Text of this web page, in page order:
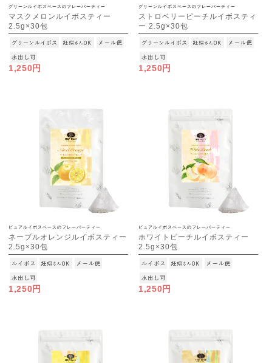
グリーンルイボスベースのフレーバーティー
マスクメロンルイボスティー
2.5g×30包
[M便 1/3]
1,250円
グリーンルイボスベースのフレーバーティー
ストロベリーピーチルイボスティ
ー 2.5g×30包
[M便 1/3]
1,250円
ピュアルイボスベースのフレーバーティー
ネーブルオレンジルイボスティー
2.5g×30包
[M便 1/3]
1,250円
ピュアルイボスベースのフレーバーティー
ホワイトピーチルイボスティー
2.5g×30包
[M便 1/3]
1,250円